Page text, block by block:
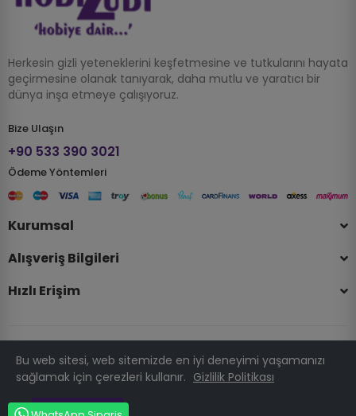
Herkesin gizli yeteneklerini keşfetmesine ve tutkularını hayata
geçirmesine olanak tanıyarak, daha mutlu ve yaratıcı bir
dünya inşa etmeye çalışıyoruz.
Bize Ulaşın
+90 533 390 3021
Ödeme Yöntemleri
Kurumsal
Alışveriş Bilgileri
Hızlı Erişim
© 2025 Telif Hakkı Hobizubi.com . Tüm Hakları Saklıdır.
Bu web sitesi, web sitemizde en iyi deneyimi yaşamanızı
sağlamak için çerezleri kullanır. Gizlilik Politikası